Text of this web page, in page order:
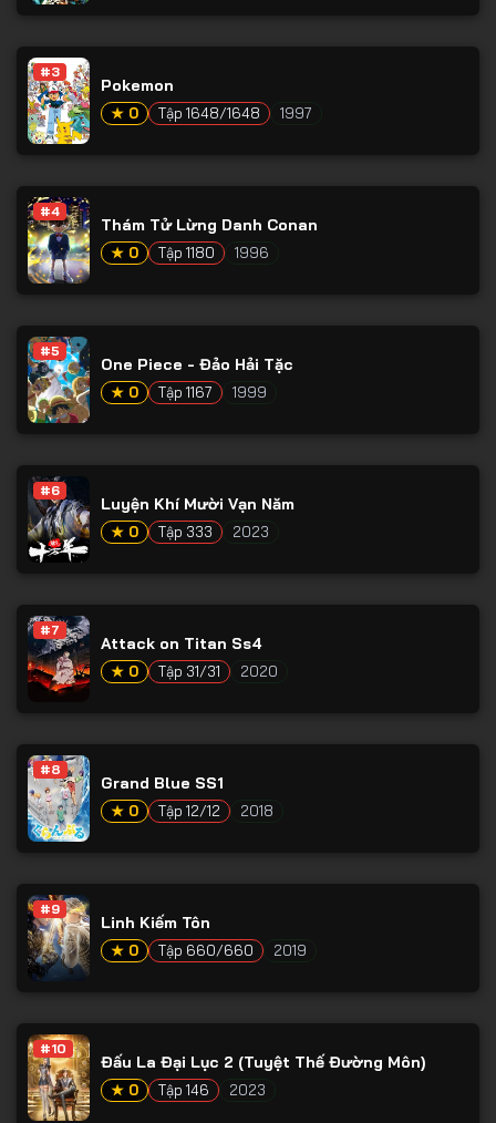
#3
Pokemon
★ 0 Tập 1648/1648 1997
#4
Thám Tử Lừng Danh Conan
★ 0 Tập 1180 1996
#5
One Piece - Đảo Hải Tặc
★ 0 Tập 1167 1999
#6
Luyện Khí Mười Vạn Năm
★ 0 Tập 333 2023
#7
Attack on Titan Ss4
★ 0 Tập 31/31 2020
#8
Grand Blue SS1
★ 0 Tập 12/12 2018
#9
Linh Kiếm Tôn
★ 0 Tập 660/660 2019
#10
Đấu La Đại Lục 2 (Tuyệt Thế Đường Môn)
★ 0 Tập 146 2023